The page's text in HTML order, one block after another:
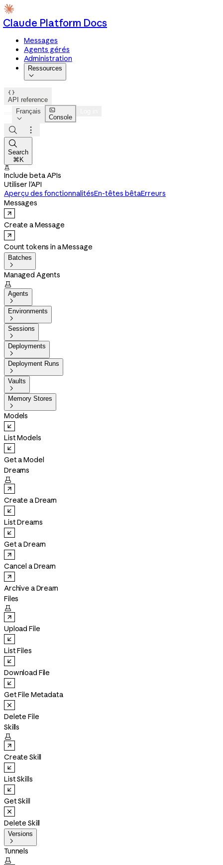
Claude Platform Docs
Messages
Agents gérés
Administration
Ressources


API reference
Français


Console



Search
⌘K

Include beta APIs
Utiliser l'API
Aperçu des fonctionnalitésEn-têtes bêtaErreurs
Messages
Create a Message
Count tokens in a Message
Batches

Managed Agents

Agents

Environments

Sessions

Deployments

Deployment Runs

Vaults

Memory Stores

Models
List Models
Get a Model
Dreams

Create a Dream
List Dreams
Get a Dream
Cancel a Dream
Archive a Dream
Files

Upload File
List Files
Download File
Get File Metadata
Delete File
Skills

Create Skill
List Skills
Get Skill
Delete Skill
Versions

Tunnels
